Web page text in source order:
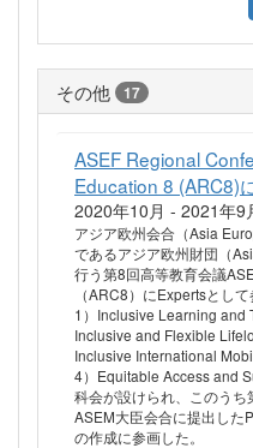
その他 17
ASEF Regional
Education 8 (ARC8)
2020年10月 - 2021年9
アジア欧州会合（Asia
であるアジア欧州財団（
行う第8回高等教育会議
（ARC8）にExpertsとし
1）Inclusive Learning and
Inclusive and Flexible
Inclusive International
4）Equitable Access and
科会が設けられ、このう
ASEM大臣会合に提出し
の作成に参画した。